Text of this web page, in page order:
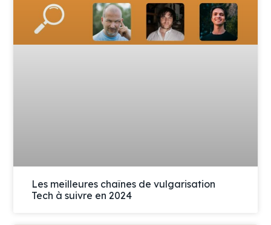
Les meilleures chaînes de vulgarisation
Tech à suivre en 2024